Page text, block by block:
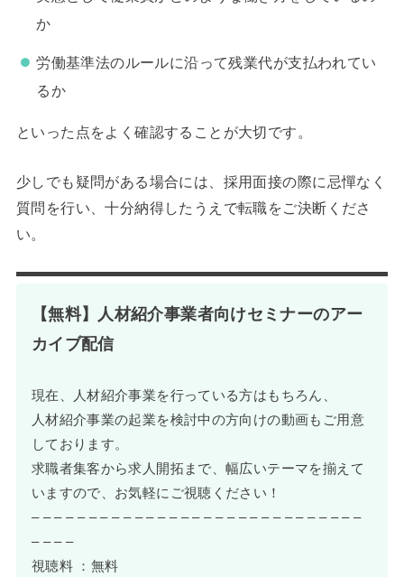
か
労働基準法のルールに沿って残業代が支払われてい
るか
といった点をよく確認することが大切です。
少しでも疑問がある場合には、採用面接の際に忌憚なく
質問を行い、十分納得したうえで転職をご決断くださ
い。
【無料】人材紹介事業者向けセミナーのアー
カイブ配信
現在、人材紹介事業を行っている方はもちろん、
人材紹介事業の起業を検討中の方向けの動画もご用意
しております。
求職者集客から求人開拓まで、幅広いテーマを揃えて
いますので、お気軽にご視聴ください！
– – – – – – – – – – – – – – – – – – – – – – – – – – – – –
– – – –
視聴料 ：無料